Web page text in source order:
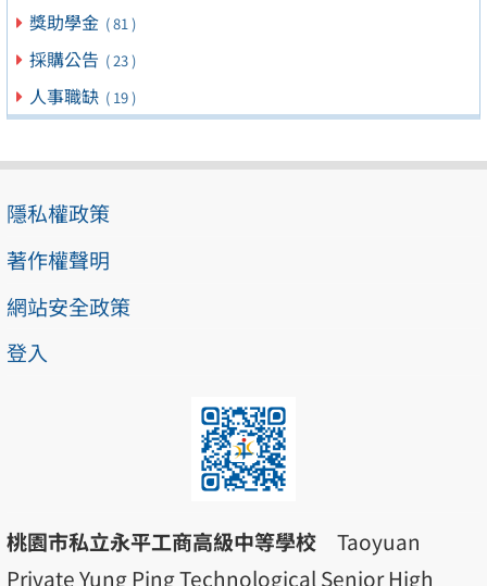
獎助學金 ( 81 )
採購公告 ( 23 )
人事職缺 ( 19 )
隱私權政策
著作權聲明
網站安全政策
登入
桃園市私立永平工商高級中等學校 Taoyuan
Private Yung Ping Technological Senior High